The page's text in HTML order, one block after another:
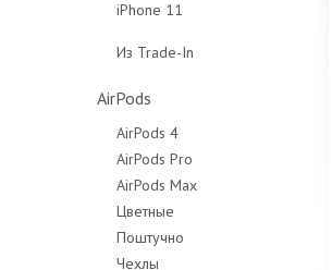
Чехлы
64Gb
Чехлы
Защитные стёкла
iPhone 11
Чехлы
Из Trade-In
AirPods
AirPods 4
AirPods Pro
AirPods Max
Цветные
Поштучно
Чехлы